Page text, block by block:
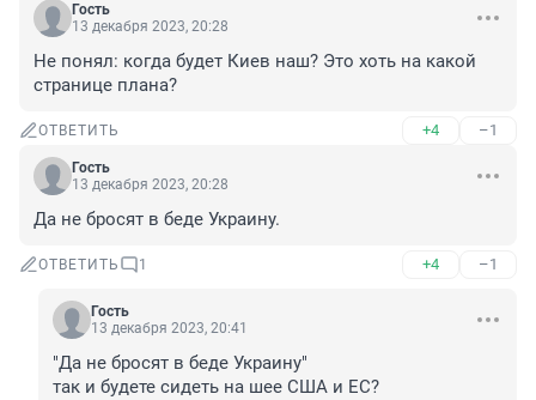
Гость
13 декабря 2023, 20:28
Не понял: когда будет Киев наш? Это хоть на какой
странице плана?
ОТВЕТИТЬ +4 –1
Гость
13 декабря 2023, 20:28
Да не бросят в беде Украину.
ОТВЕТИТЬ 1 +4 –1
Гость
13 декабря 2023, 20:41
"Да не бросят в беде Украину"
так и будете сидеть на шее США и ЕС?